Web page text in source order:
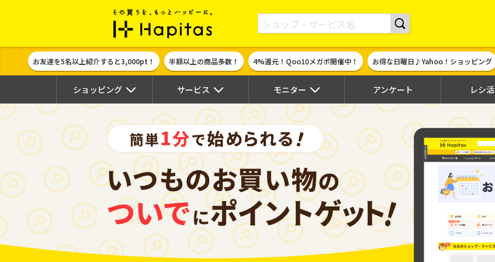
ポイント貯めて現金やギフト券に交換できるポイントサイト | ハピタス
お友達を5名以上紹介すると3,000pt！ 半額以上の商品多数！ 4%還元！Qoo10メガポ開催中！ お得な日曜日♪Yahoo！ショッピング
ショッピング サービス モニター アンケート レシ活